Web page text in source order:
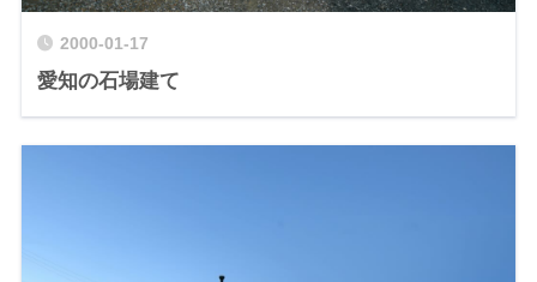
2000-01-17
愛知の石場建て